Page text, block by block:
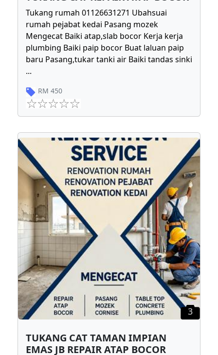
Tukang rumah 01126631271 Ubahsuai
rumah pejabat kedai Pasang mozek
Mengecat Baiki atap,slab bocor Kerja kerja
plumbing Baiki paip bocor Buat laluan paip
baru Pasang,tukar tanki air Baiki tandas sinki
...
RM 450
3
TUKANG CAT TAMAN IMPIAN
EMAS JB REPAIR ATAP BOCOR